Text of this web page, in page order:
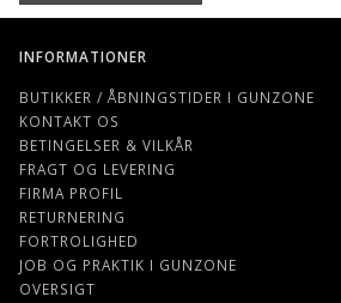
INFORMATIONER
BUTIKKER / ÅBNINGSTIDER I GUNZONE
KONTAKT OS
BETINGELSER & VILKÅR
FRAGT OG LEVERING
FIRMA PROFIL
RETURNERING
FORTROLIGHED
JOB OG PRAKTIK I GUNZONE
OVERSIGT